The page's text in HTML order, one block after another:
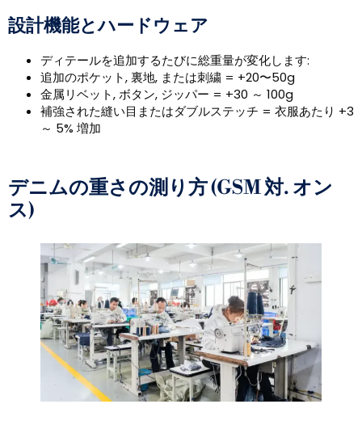
設計機能とハードウェア
ディテールを追加するたびに総重量が変化します:
追加のポケット, 裏地, または刺繍 = +20〜50g
金属リベット, ボタン, ジッパー = +30 ～ 100g
補強された縫い目またはダブルステッチ = 衣服あたり +3
～ 5% 増加
デニムの重さの測り方 (GSM 対. オン
ス)